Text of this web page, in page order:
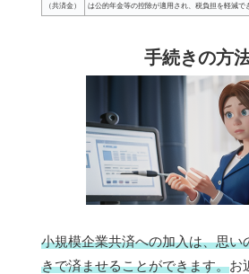
（共済金）
は公的年金等の控除が適用され、税負担を軽減で
手続きの方
小規模企業共済への加入は、思い
きで済ませることができます。お